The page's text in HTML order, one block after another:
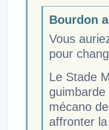
Bourdon
Vous
pour
Le Stade
mécano
affronter